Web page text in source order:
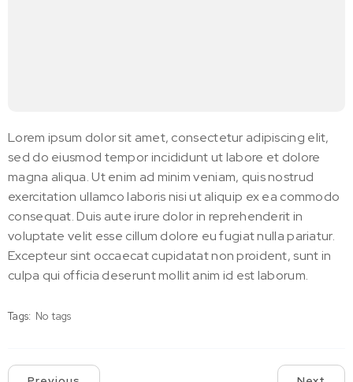
Lorem ipsum dolor sit amet, consectetur adipiscing elit,
sed do eiusmod tempor incididunt ut labore et dolore
magna aliqua. Ut enim ad minim veniam, quis nostrud
exercitation ullamco laboris nisi ut aliquip ex ea commodo
consequat. Duis aute irure dolor in reprehenderit in
voluptate velit esse cillum dolore eu fugiat nulla pariatur.
Excepteur sint occaecat cupidatat non proident, sunt in
culpa qui officia deserunt mollit anim id est laborum.
Tags: No tags